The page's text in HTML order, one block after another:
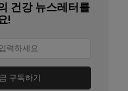
(Archived)
Health Europe
건강 뉴스레터를
!
구독하기